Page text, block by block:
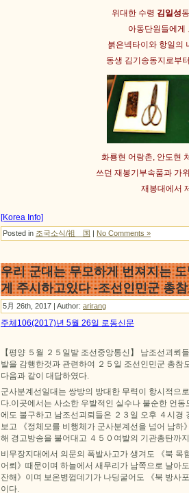
위대한 수령 김일성
아동단원들에게
붉은넥타이와 항일의
동생 김기송동지로부
화룡현 어랑촌, 안도현
쓰던 재봉기부속품과 가
재봉대에서
[Korea Info]
Posted in 조국소식/祖 国 | No Comments »
우리 군대는 무모하게 번져지는
게 주시하고있다 -조선인민군 총
5月 26th, 2017 | Author: arirang
주체106(2017)년 5월 26일 로동신문
【평양 ５월 ２５일발 조선중앙통신】 남조선괴
발을 감행한것과 관련하여 ２５일 조선인민군 총참
다음과 같이 대답하였다.
군사분계선일대는 쌍방의 방대한 무력이 항시적으
다.이곳에서는 사소한 우발적인 실수나 불순한 언
에도 불구하고 남조선괴뢰들은 ２３일 오후 ４시경
보고 《정체모를 비행체가 군사분계선을 넘어 남
해 경고방송을 불어대고 ４５０여발의 기관총탄까
비무장지대에서 의문의 폭발사고가 생겨도 《북
어뢰》때문이며 하늘에서 새무리가 남쪽으로 날아
잔해》이며 보온병껍데기가 나딩굴어도 《북 방사
이다.